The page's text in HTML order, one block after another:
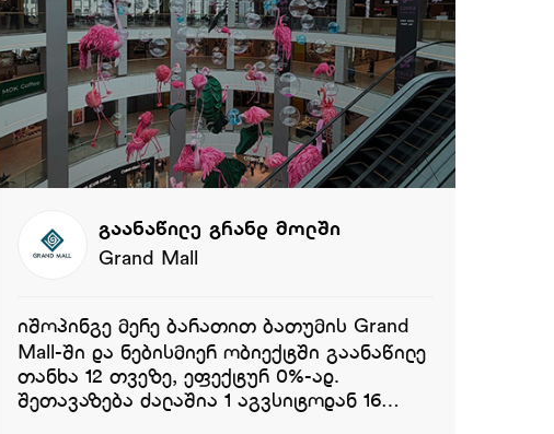
გაანაწილე გრანდ მოლში
Grand Mall
იშოპინგე მერე ბარათით ბათუმის Grand
Mall-ში და ნებისმიერ ობიექტში გაანაწილე
თანხა 12 თვეზე, ეფექტურ 0%-ად.
შეთავაზება ძალაშია 1 აგვსიტოდან 16